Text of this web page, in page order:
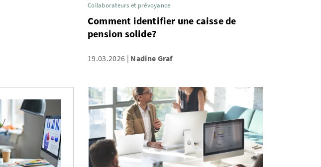
Collaborateurs et prévoyance
Comment identifier une caisse de
pension solide?
19.03.2026 Nadine Graf